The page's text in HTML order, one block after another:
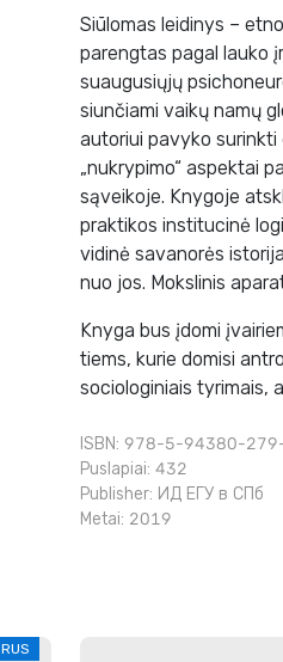
Siūlomas leidinys –
parengtas pagal lauko
suaugusiųjų
siunčiami vaikų namų
autoriui pavyko surinkti
„nukrypimo“ aspektai
sąveikoje. Knygoje
praktikos institucinė
vidinė savanorės
nuo jos. Mokslinis
Knyga bus įdomi
tiems, kurie domisi
sociologiniais tyrimais,
ISBN: 978-5-94380-
Puslapiai: 432
Publisher: ИД ЕГУ в СПб
Metai: 2019
RUS